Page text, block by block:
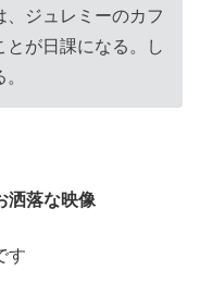
、ジュレミーのカフ
が日課になる。し
洒落な映像
す